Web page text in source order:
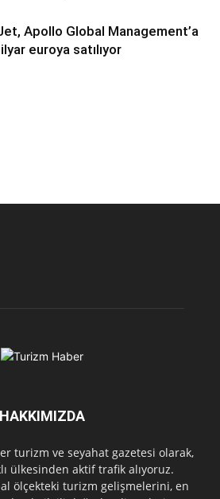
Apollo Global Management’a
euroya satılıyor
HAKKIMIZDA
turizm ve seyahat gazetesi olarak,
ülkesinden aktif trafik alıyoruz.
ölçekteki turizm gelişmelerini, en